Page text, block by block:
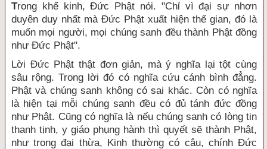
Trong khế kinh, Đức Phật nói. "Chỉ vì đại sự nhơn
duyên duy nhất mà Đức Phật xuất hiện thế gian, đó là
muốn mọi người, mọi chúng sanh đều thành Phật đồng
như Đức Phật".
Lời Đức Phật thật đơn giản, mà ý nghĩa lại tột cùng
sâu rộng. Trong lời đó có nghĩa cứu cánh bình đẳng.
Phật và chúng sanh không có sai khác. Còn có nghĩa
là hiện tại mỗi chúng sanh đều có đủ tánh đức đồng
như Phật. Cũng có nghĩa là nếu chúng sanh có lòng tin
thanh tịnh, y giáo phụng hành thì quyết sẽ thành Phật,
như trong đại thừa, Kinh thường có câu, chính Đức